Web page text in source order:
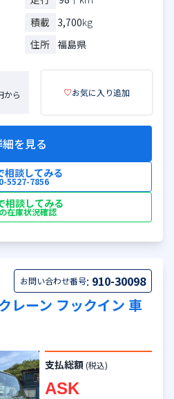
積載 3,700kg
住所 福島県
から ♡お気に入り追加
を見る
相談してみる
5527-7856
相談してみる
在庫状況確認
お問い合わせ番号: 910-30098
レーン フックイン 車
支払総額 (税込)
ASK